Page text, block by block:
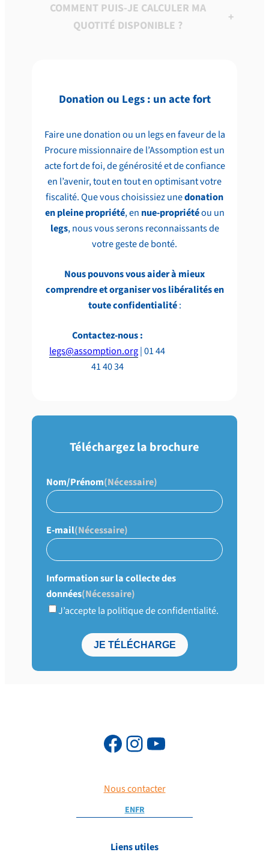
COMMENT PUIS-JE CALCULER MA
QUOTITÉ DISPONIBLE ?
+
Donation ou Legs : un acte fort
Faire une donation ou un legs en faveur de la
Procure missionnaire de l’Assomption est un
acte fort de foi, de générosité et de confiance
en l’avenir, tout en tout en optimisant votre
fiscalité. Que vous choisissiez unedonation
en pleine propriété, en nue-propriétéou un
legs, nous vous serons reconnaissants de
votre geste de bonté.
Nous pouvons vous aider à mieux
comprendre et organiser vos libéralités en
toute confidentialité:
Contactez-nous :
legs@assomption.org| 01 44
41 40 34
Téléchargez la brochure
Nom/Prénom(Nécessaire)
E-mail(Nécessaire)
Information sur la collecte des
données(Nécessaire)
J’accepte la politique de confidentialité.
Nous contacter
ENFR
Liens utiles